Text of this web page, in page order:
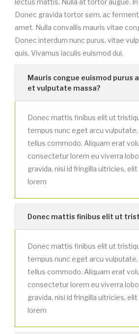
lectus mattis. Nulla at tortor augue.
Donec gravida tortor sem, ac
amet. Nulla convallis mauris vitae
Donec interdum nunc purus, vitae
quis. Vivamus iaculis euismod dui.
Mauris congue euismod purus
et vulputate massa?
Donec mattis finibus elit ut
tempus nunc eget arcu
tellus commodo. Aliquam erat
consectetur lorem eu viverra
gravida, nisi id fringilla ultricies,
lorem
Donec mattis finibus elit ut
Donec mattis finibus elit ut
tempus nunc eget arcu
tellus commodo. Aliquam erat
consectetur lorem eu viverra
gravida, nisi id fringilla ultricies,
lorem